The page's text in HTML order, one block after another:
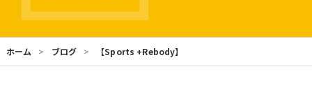
ホーム ブログ 【Sports +Rebody】